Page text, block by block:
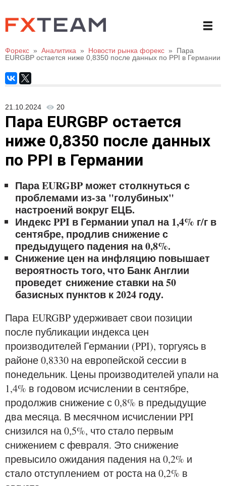
Форекс » Аналитика » Новости рынка форекс »
Пара
EURGBP остается ниже 0,8350 после данных по PPI в Германии
21.10.2024 20
Пара EURGBP остается
ниже 0,8350 после данных
по PPI в Германии
Пара EURGBP может столкнуться с
проблемами из-за "голубиных"
настроений вокруг ЕЦБ.
Индекс PPI в Германии упал на 1,4% г/г в
сентябре, продлив снижение с
предыдущего падения на 0,8%.
Снижение цен на инфляцию повышает
вероятность того, что Банк Англии
проведет снижение ставки на 50
базисных пунктов к 2024 году.
Пара EURGBP удерживает свои позиции
после публикации индекса цен
производителей Германии (PPI), торгуясь в
районе 0,8330 на европейской сессии в
понедельник. Цены производителей упали на
1,4% в годовом исчислении в сентябре,
продолжив снижение с 0,8% в предыдущие
два месяца. В месячном исчислении PPI
снизился на 0,5%, что стало первым
снижением с февраля. Это снижение
превысило ожидания падения на 0,2% и
стало отступлением от роста на 0,2% в